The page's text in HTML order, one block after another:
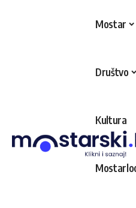
Mostar
Društvo
Kultura